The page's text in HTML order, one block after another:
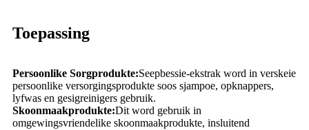
Toepassing
Persoonlike Sorgprodukte:Seepbessie-ekstrak word in verskeie
persoonlike versorgingsprodukte soos sjampoe, opknappers,
lyfwas en gesigreinigers gebruik.
Skoonmaakprodukte:Dit word gebruik in
omgewingsvriendelike skoonmaakprodukte, insluitend